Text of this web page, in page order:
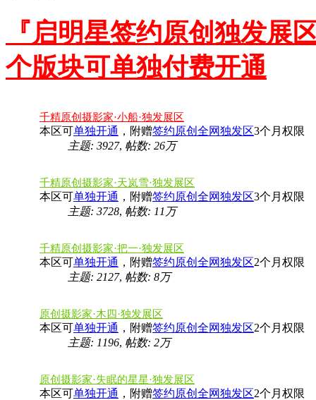
『启明星签约原创独发展
个版块可单独付费开通
千精原创摄影家·小船·独发展区
本区可单独开通 ，附赠签约原创全网独发区3个月权限
主题: 3927, 帖数: 26万
千精原创摄影家·天岚雪·独发展区
本区可单独开通 ，附赠签约原创全网独发区3个月权限
主题: 3728, 帖数: 11万
千精原创摄影家·把一·独发展区
本区可单独开通 ，附赠签约原创全网独发区2个月权限
主题: 2127, 帖数: 8万
原创摄影家·木四·独发展区
本区可单独开通 ，附赠签约原创全网独发区2个月权限
主题: 1196, 帖数: 2万
原创摄影家·失眠的星星·独发展区
本区可单独开通 ，附赠签约原创全网独发区2个月权限